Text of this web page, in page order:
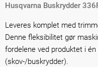
Husqvarna Buskrydder
Leveres komplet med
Denne fleksibilitet gør
fordelene ved produktet i
(skov-/buskrydder).